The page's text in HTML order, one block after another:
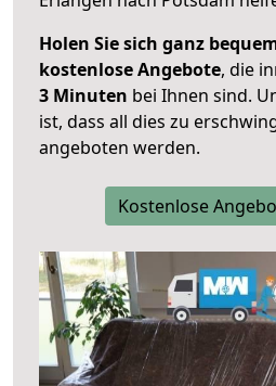
Holen Sie sich ganz
kostenlose Angebote, die
3 Minuten bei Ihnen sind.
ist, dass all dies zu
angeboten werden.
Kostenlose